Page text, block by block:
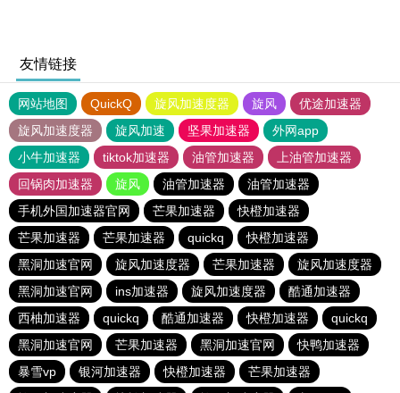
友情链接
网站地图 QuickQ 旋风加速度器 旋风
优途加速器
旋风加速度器
旋风加速 坚果加速器
外网app
小牛加速器
tiktok加速器 油管加速器
上油管加速器
回锅肉加速器
旋风 油管加速器
油管加速器
手机外国加速器官网
芒果加速器
快橙加速器
芒果加速器
芒果加速器 quickq
快橙加速器
黑洞加速官网
旋风加速度器 芒果加速器
旋风加速度器
黑洞加速官网
ins加速器 旋风加速度器
酷通加速器
西柚加速器
quickq 酷通加速器 快橙加速器
quickq
黑洞加速官网
芒果加速器 黑洞加速官网
快鸭加速器
暴雪vp
银河加速器 快橙加速器
芒果加速器